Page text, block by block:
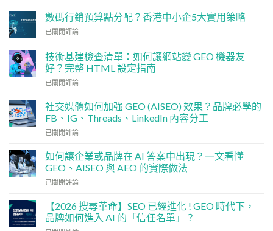
數碼行銷預算點分配？香港中小企5大實用策略
數
行
銷
預
算
分
配？
香
港
小
企
大
策
已關閉評論
技術基建檢查清單：如何讓網站變 GEO 機器友
好？完整 HTML 設定指南
技
基
建
檢
查
單：
如
讓
變
已關閉評論
社交媒體如何加強 GEO (AISEO) 效果？品牌必學的
FB、IG、Threads、LinkedIn 內容分工
社
媒
體
如
何
GEO
(AISEO)
已關閉評論
如何讓企業或品牌在 AI 答案中出現？一文看懂
GEO、AISEO 與 AEO 的實際做法
如
企
業
已關閉評論
【2026 搜尋革命】SEO 已經進化 ! GEO 時代下，
品牌如何進入 AI 的「信任名單」？